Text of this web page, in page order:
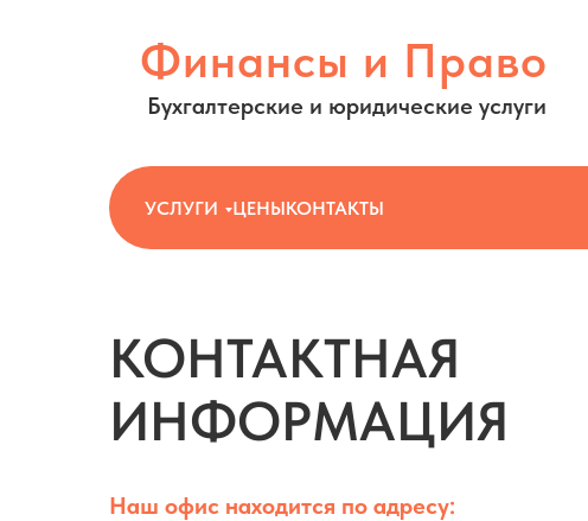
Финансы и Право
Бухгалтерские и юридические услуги
УСЛУГИ ЦЕНЫКОНТАКТЫ
КОНТАКТНАЯ
ИНФОРМАЦИЯ
Наш офис находится по адресу: